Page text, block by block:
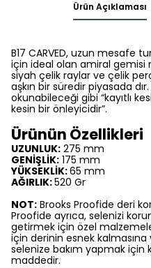
Ürün Açıklaması
B17 CARVED, uzun mesafe
için ideal olan amiral
siyah çelik raylar ve çelik
aşkın bir süredir piyasada
okunabileceği gibi “kayıtlı
kesin bir önleyicidir”.
Ürünün Özellikleri
UZUNLUK: 275 mm
GENİŞLİK: 175 mm
YÜKSEKLİK:65 mm
AĞIRLIK:520 Gr
NOT: Brooks Proofide deri
Proofide ayrıca, selenizi
getirmek için özel
için derinin esnek kalmasına
selenize bakım yapmak için
maddedir.